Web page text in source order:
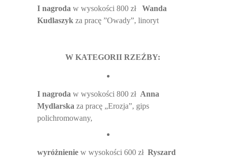
I nagroda w wysokości 800 zł Wanda
Kudlaszyk za pracę ”Owady”, linoryt
W KATEGORII RZEŹBY:
I nagroda w wysokości 800 zł Anna
Mydlarska za pracę „Erozja”, gips
polichromowany,
wyróżnienie w wysokości 600 zł Ryszard